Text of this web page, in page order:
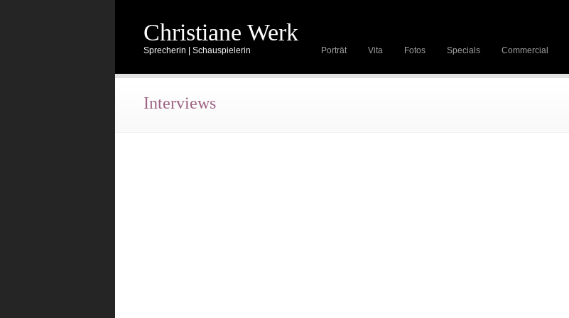
Christiane Werk
Sprecherin | Schauspielerin Porträt Vita Fotos Specials Commercial
Interviews